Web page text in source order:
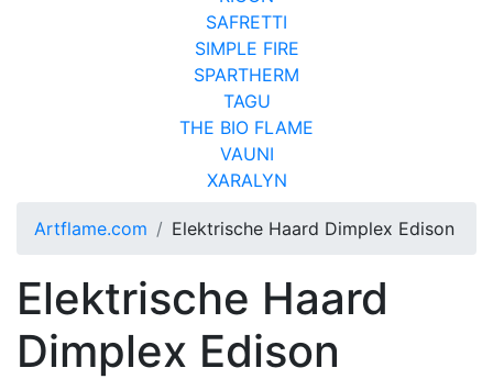
SAFRETTI
SIMPLE FIRE
SPARTHERM
TAGU
THE BIO FLAME
VAUNI
XARALYN
Artflame.com Elektrische Haard Dimplex Edison
Elektrische Haard
Dimplex Edison